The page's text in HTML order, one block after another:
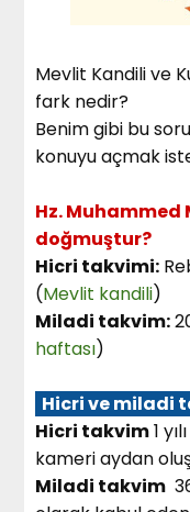
Mevlit Kandili ve
fark nedir?
Benim gibi bu
konuyu açmak
Hz. Muhammed
doğmuştur?
Hicri takvimi:
(Mevlit kandili)
Miladi takvim:
haftası)
Hicri ve miladi
Hicri takvim1
kameri aydan
Miladi takvim